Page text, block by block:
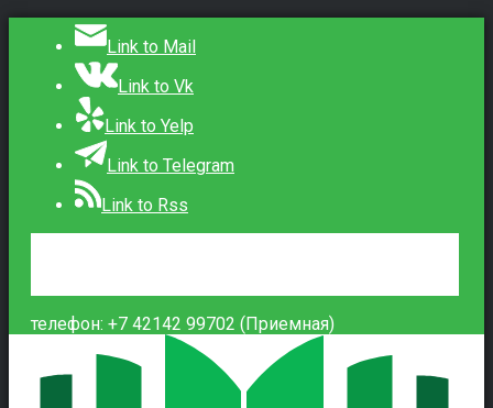
Link to Mail
Link to Vk
Link to Yelp
Link to Telegram
Link to Rss
телефон: +7 42142 99702 (Приемная)